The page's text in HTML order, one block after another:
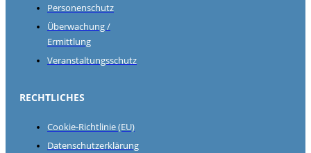
Personenschutz
Überwachung /
Ermittlung
Veranstaltungsschutz
RECHTLICHES
Cookie-Richtlinie (EU)
Datenschutzerklärung